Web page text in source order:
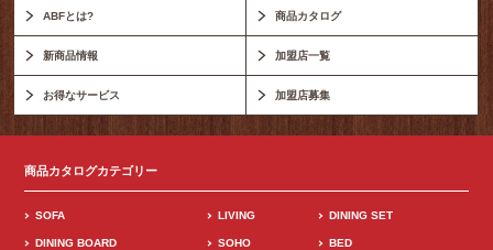
ABFとは? 商品カタログ
新商品情報 加盟店一覧
お得なサービス 加盟店募集
商品カタログカテゴリー
SOFA LIVING DINING SET
DINING BOARD SOHO BED